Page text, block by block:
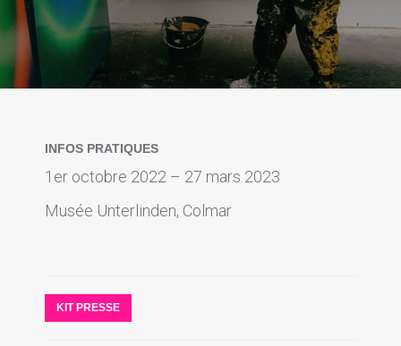
INFOS PRATIQUES
1er octobre 2022 – 27 mars 2023
Musée Unterlinden, Colmar
KIT PRESSE